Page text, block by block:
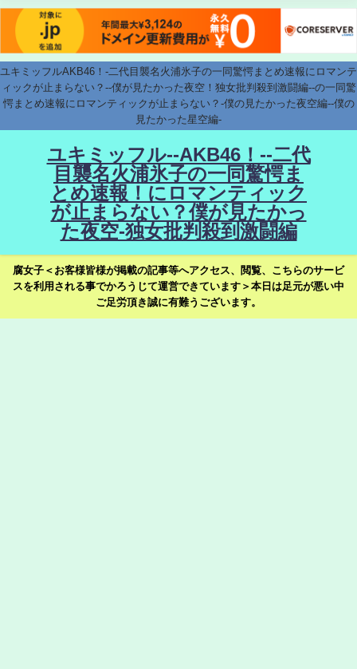
ユキミッフルAKB46！-二代目襲名火浦氷子の一同驚愕まとめ速報にロマンテ
ィックが止まらない？--僕が見たかった夜空！独女批判殺到激闘編--の一同驚
愕まとめ速報にロマンティックが止まらない？-僕の見たかった夜空編--僕の
見たかった星空編-
ユキミッフル--AKB46！--二代
目襲名火浦氷子の一同驚愕ま
とめ速報！にロマンティック
が止まらない？僕が見たかっ
た夜空-独女批判殺到激闘編
腐女子＜お客様皆様が掲載の記事等へアクセス、閲覧、こちらのサービ
スを利用される事でかろうじて運営できています＞本日は足元が悪い中
ご足労頂き誠に有難うございます。